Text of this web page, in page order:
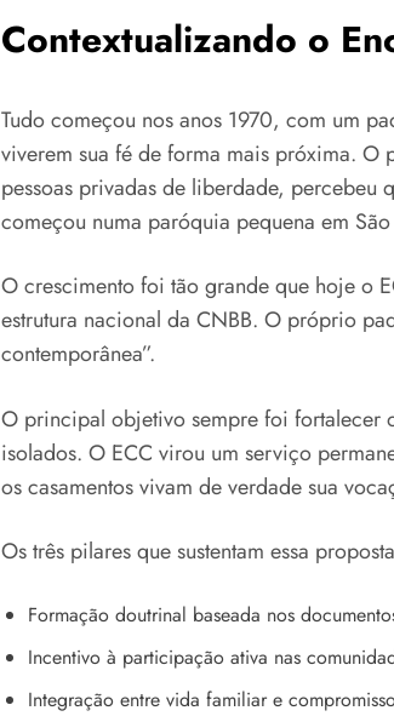
Contextualizando o
Tudo começou nos anos 1970, com um
viverem sua fé de forma mais próxima. O
pessoas privadas de liberdade, percebeu
começou numa paróquia pequena em
O crescimento foi tão grande que hoje o
estrutura nacional da CNBB. O próprio
contemporânea”.
O principal objetivo sempre foi fortalecer
isolados. O ECC virou um serviço
os casamentos vivam de verdade sua
Os três pilares que sustentam essa
Formação doutrinal baseada nos
Incentivo à participação ativa nas
Integração entre vida familiar e